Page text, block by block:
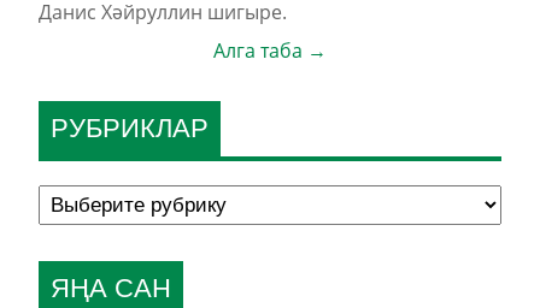
Данис Хәйруллин шигыре.
Алга таба →
РУБРИКЛАР
ЯҢА САН